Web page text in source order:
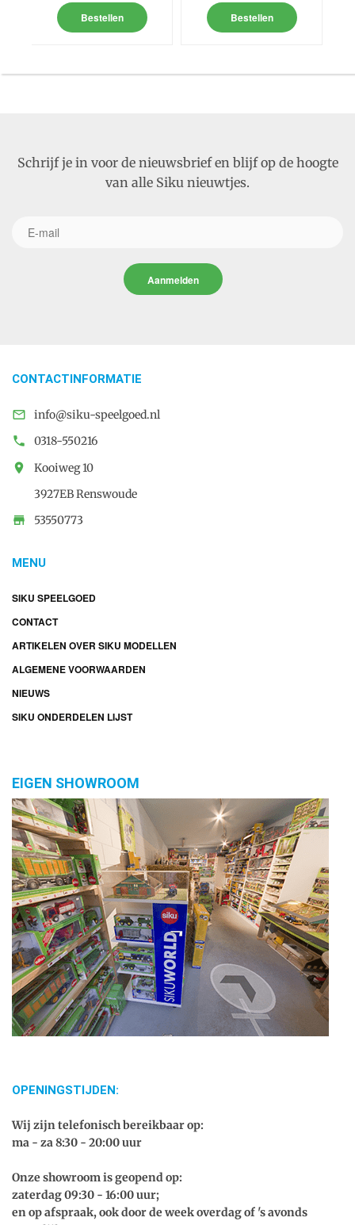
Bestellen Bestellen
Schrijf je in voor de nieuwsbrief en blijf op de hoogte
van alle Siku nieuwtjes.
Aanmelden
CONTACTINFORMATIE

info@siku-speelgoed.nl

0318-550216

Kooiweg 10
3927EB Renswoude

53550773
MENU
SIKU SPEELGOED
CONTACT
ARTIKELEN OVER SIKU MODELLEN
ALGEMENE VOORWAARDEN
NIEUWS
SIKU ONDERDELEN LIJST
EIGEN SHOWROOM
OPENINGSTIJDEN:
Wij zijn telefonisch bereikbaar op:
ma - za 8:30 - 20:00 uur
Onze showroom is geopend op:
zaterdag 09:30 - 16:00 uur;
en op afspraak, ook door de week overdag of 's avonds